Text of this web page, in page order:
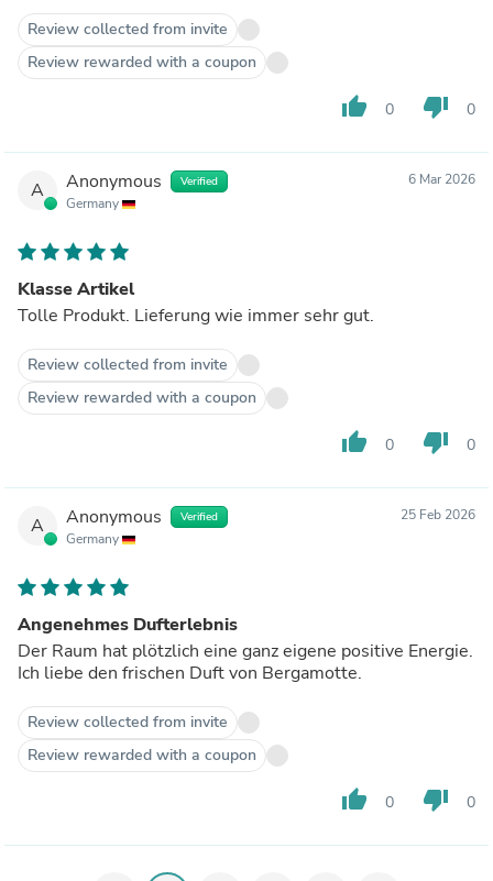
Review collected from invite
Review rewarded with a coupon
thumb_up 0 thumb_down 0
A Anonymous Verified
Germany
6 Mar 2026
Klasse Artikel
Tolle Produkt. Lieferung wie immer sehr gut.
Review collected from invite
Review rewarded with a coupon
thumb_up 0 thumb_down 0
A Anonymous Verified
Germany
25 Feb 2026
Angenehmes Dufterlebnis
Der Raum hat plötzlich eine ganz eigene positive Energie.
Ich liebe den frischen Duft von Bergamotte.
Review collected from invite
Review rewarded with a coupon
thumb_up 0 thumb_down 0